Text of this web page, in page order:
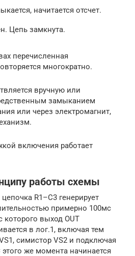
начитается отсчет.
Цепь замкнута.
перечисленная
многократно.
вручную или
замыканием
или через электромагнит,
включения работает
работы схемы
R1–C3 генерирует
примерно 100мс
которого выход OUT
в лог.1, включая тем
симистор VS2 и подключая
этого же момента начинается